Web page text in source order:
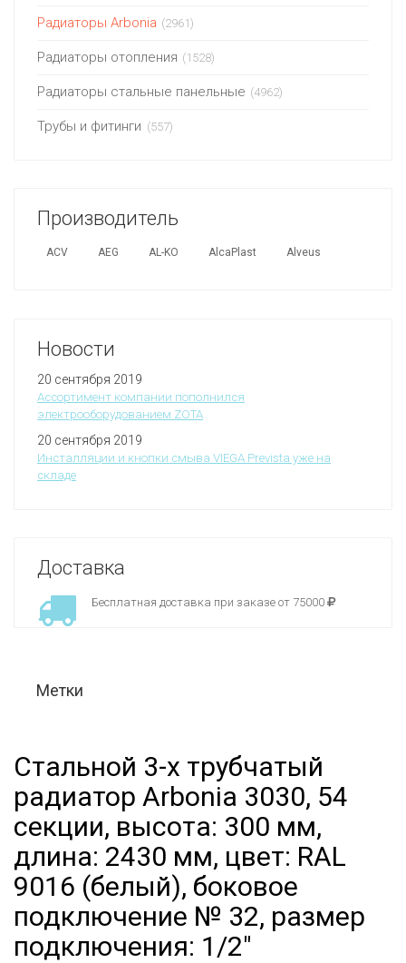
Радиаторы Arbonia (2961)
Радиаторы отопления (1528)
Радиаторы стальные панельные (4962)
Трубы и фитинги (557)
Производитель
ACV AEG AL-KO AlcaPlast Alveus
Новости
20 сентября 2019
Ассортимент компании пополнился
электрооборудованием ZOTA
20 сентября 2019
Инсталляции и кнопки смыва VIEGA Prevista уже на
складе
Доставка
Бесплатная доставка при заказе от 75000
Метки
Стальной 3-х трубчатый
радиатор Arbonia 3030, 54
секции, высота: 300 мм,
длина: 2430 мм, цвет: RAL
9016 (белый), боковое
подключение № 32, размер
подключения: 1/2"